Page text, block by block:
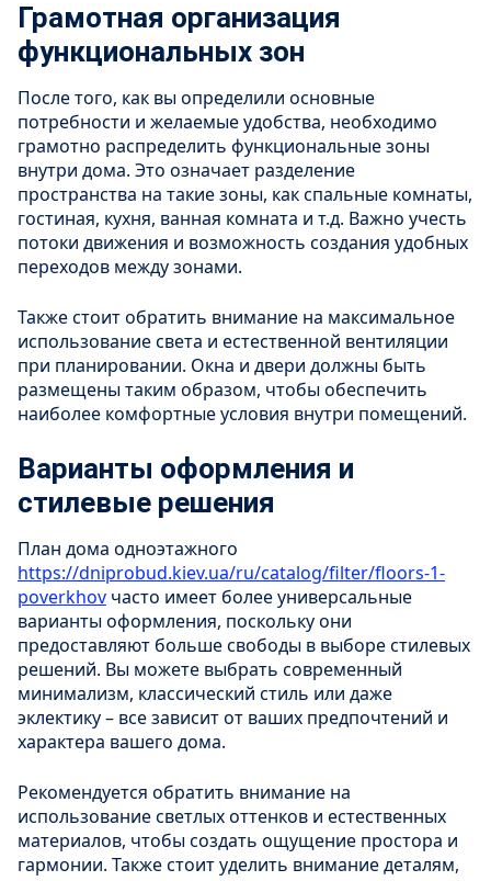
Грамотная организация
функциональных зон
После того, как вы определили основные
потребности и желаемые удобства, необходимо
грамотно распределить функциональные зоны
внутри дома. Это означает разделение
пространства на такие зоны, как спальные комнаты,
гостиная, кухня, ванная комната и т.д. Важно учесть
потоки движения и возможность создания удобных
переходов между зонами.
Также стоит обратить внимание на максимальное
использование света и естественной вентиляции
при планировании. Окна и двери должны быть
размещены таким образом, чтобы обеспечить
наиболее комфортные условия внутри помещений.
Варианты оформления и
стилевые решения
План дома одноэтажного
https://dniprobud.kiev.ua/ru/catalog/filter/floors-1-
poverkhov часто имеет более универсальные
варианты оформления, поскольку они
предоставляют больше свободы в выборе стилевых
решений. Вы можете выбрать современный
минимализм, классический стиль или даже
эклектику – все зависит от ваших предпочтений и
характера вашего дома.
Рекомендуется обратить внимание на
использование светлых оттенков и естественных
материалов, чтобы создать ощущение простора и
гармонии. Также стоит уделить внимание деталям,